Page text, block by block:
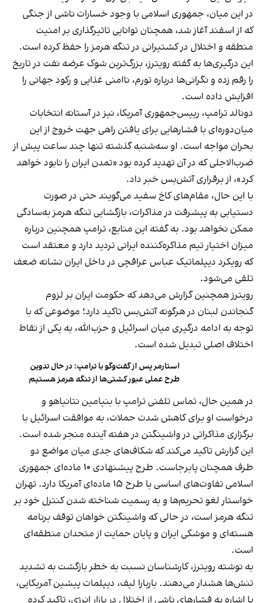
در این میان، جمهوری اسلامی با وجود خسارات ناشی از جنگی
که از اسفند آغاز شد، همچنان توانایی تاثیرگذاری بر امنیت
منطقه و اختلال در کشتیرانی در تنگه هرمز را حفظ کرده است.
این درگیری‌ها به گفته رویترز، بزرگ‌ترین شوک عرضه نفت در تاریخ
را رقم زده و نگرانی‌ها درباره تورم، ناامنی غذایی و رکود جهانی را
افزایش داده است.
دونالد ترامپ، رییس‌جمهوری آمریکا، نیز در آستانه انتخابات
میان‌دوره‌ای با فشارهایی برای یافتن راهی جهت خروج از این
بحران مواجه است. او سه‌شنبه گذشته تنها چند ساعت پیش از
ضرب‌الاجلی که در آن تهدید کرده بود «تمدن ایران را نابود خواهد
کرد»، از برقراری آتش‌بس خبر داد.
با این حال، مقام‌های کاخ سفید می‌گویند حتی در صورت
دستیابی به پیشرفت در مذاکرات، بازگشایی تنگه هرمز به‌سادگی
ممکن نخواهد بود. به گفته این منابع، ترامپ همچنین درباره
میزان اختیار تیم مذاکره‌کننده ایرانی تردید دارد و معتقد است
که رویکرد دیپلماتیک عباس عراقچی در داخل ایران نشانه ضعف
تلقی می‌شود.
رویترز همچنین گزارش می‌دهد که حکومت ایران بر لزوم
گنجاندن لبنان در هرگونه آتش‌بس تاکید دارد؛ موضوعی که با
توجه به ادامه درگیری میان اسرائیل و حزب‌الله، به یکی از نقاط
اختلاف اصلی تبدیل شده است.
استارمر پس از گفت‌وگو با ترامپ: در حال تدوین
طرح عملی عبور کشتی‌ها از تنگه هرمز هستیم
در همین حال، تماس تلفنی ترامپ با بنیامین نتانیاهو و
درخواست او برای کاهش شدت حملات، به موافقت اسرائیل با
برگزاری مذاکراتی در واشینگتن در هفته آینده منجر شده است.
این گزارش تاکید می‌کند که شکاف‌های جدی میان مواضع دو
طرف همچنان پابرجاست. طرح پیشنهادی ۱۰ ماده‌ای جمهوری
اسلامی تفاوت‌های اساسی با طرح ۱۵ ماده‌ای آمریکا دارد. تهران
خواستار لغو تحریم‌ها و به رسمیت شناخته شدن کنترل خود بر
تنگه هرمز است، در حالی که واشینگتن خواهان توقف برنامه
هسته‌ای و موشکی ایران و پایان حمایت از متحدان منطقه‌ای
است.
به نوشته رویترز، کارشناسان نسبت به خطر بازگشت به تشدید
تنش‌ها هشدار می‌دهند. باربارا لیف، دیپلمات پیشین آمریکایی،